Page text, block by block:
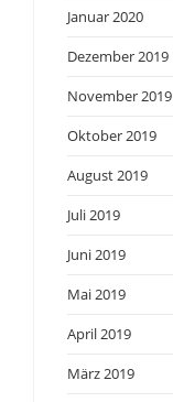
Januar 2020
Dezember 2019
November 2019
Oktober 2019
August 2019
Juli 2019
Juni 2019
Mai 2019
April 2019
März 2019